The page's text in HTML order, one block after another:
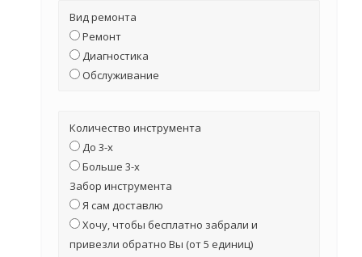
Вид ремонта
Ремонт
Диагностика
Обслуживание
Количество инструмента
До 3-х
Больше 3-х
Забор инструмента
Я сам доставлю
Хочу, чтобы бесплатно забрали и
привезли обратно Вы (от 5 единиц)